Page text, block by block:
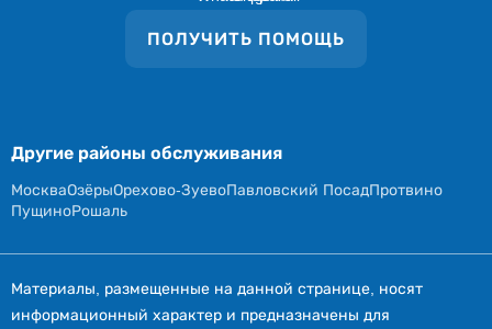
ПОЛУЧИТЬ ПОМОЩЬ
Другие районы обслуживания
МоскваОзёрыОрехово-ЗуевоПавловский ПосадПротвино
ПущиноРошаль
Материалы, размещенные на данной странице, носят
информационный характер и предназначены для